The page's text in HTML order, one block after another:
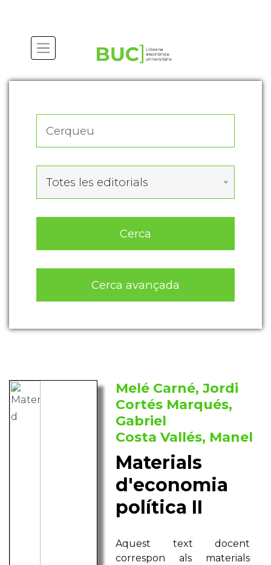
Totes les editorials
Cerca
Cerca avançada
Melé Carné, Jordi
Cortés Marqués,
Gabriel
Costa Vallés, Manel
Materials
d'economia
política II
Aquest text docent
correspon als materials